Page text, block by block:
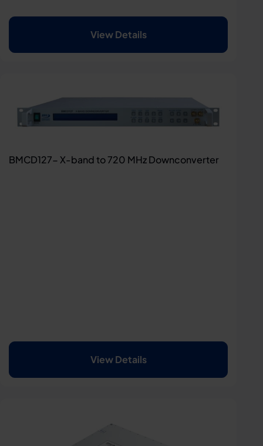
View Details
BMCD127- X-band to 720 MHz Downconverter
View Details